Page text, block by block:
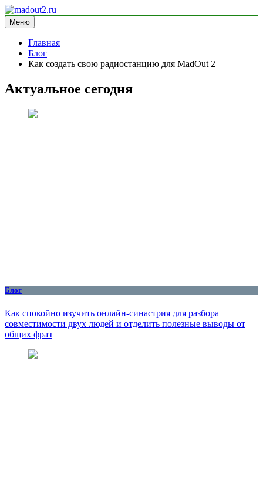
Перейти
к
содержимому
madout2.ru
информационный сайт
Меню
Главная
Блог
Как создать свою радиостанцию для MadOut 2
Актуальное сегодня
Блог
Как спокойно изучить онлайн-синастрия для разбора
совместимости двух людей и отделить полезные выводы от
общих фраз